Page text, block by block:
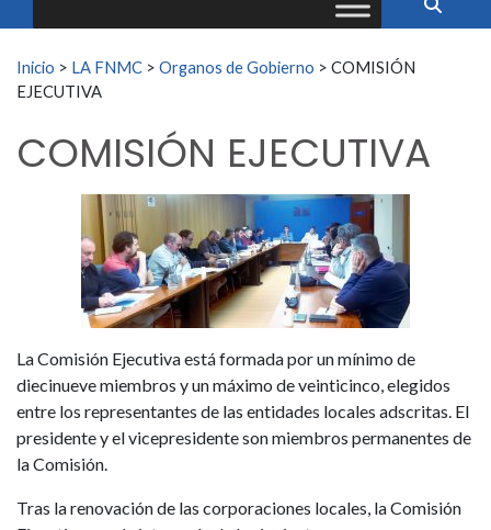
Buscar:
Inicio > LA FNMC > Organos de Gobierno > COMISIÓN
EJECUTIVA
COMISIÓN EJECUTIVA
La Comisión Ejecutiva está formada por un mínimo de
diecinueve miembros y un máximo de veinticinco, elegidos
entre los representantes de las entidades locales adscritas. El
presidente y el vicepresidente son miembros permanentes de
la Comisión.
Tras la renovación de las corporaciones locales, la Comisión